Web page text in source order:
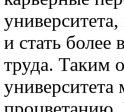
и стать
труда. Таким